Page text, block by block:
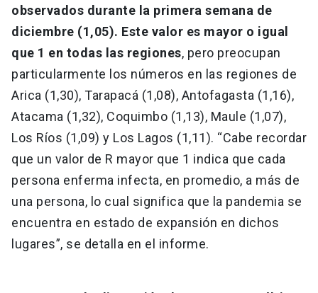
observados durante la primera semana de
diciembre (1,05). Este valor es mayor o igual
que 1 en todas las regiones, pero preocupan
particularmente los números en las regiones de
Arica (1,30), Tarapacá (1,08), Antofagasta (1,16),
Atacama (1,32), Coquimbo (1,13), Maule (1,07),
Los Ríos (1,09) y Los Lagos (1,11). “Cabe recordar
que un valor de R mayor que 1 indica que cada
persona enferma infecta, en promedio, a más de
una persona, lo cual significa que la pandemia se
encuentra en estado de expansión en dichos
lugares”, se detalla en el informe.